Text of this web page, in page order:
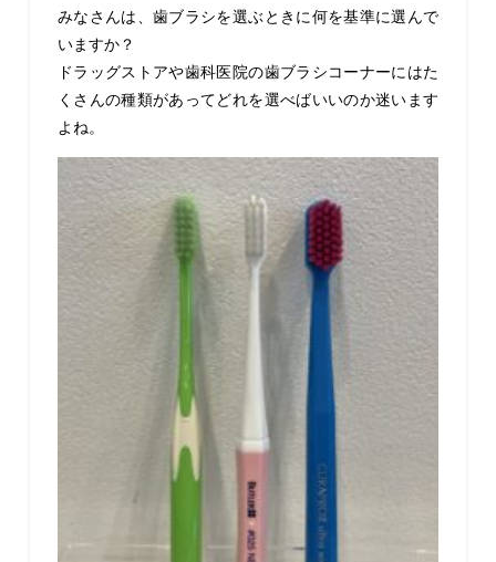
みなさんは、歯ブラシを選ぶときに何を基準に選んで
いますか？
ドラッグストアや歯科医院の歯ブラシコーナーにはた
くさんの種類があってどれを選べばいいのか迷います
よね。